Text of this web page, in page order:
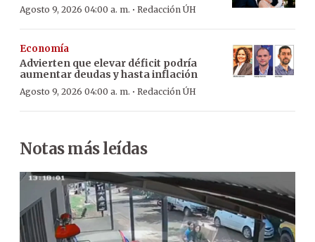
Agosto 9, 2026 04:00 a. m. · Redacción ÚH
Economía
Advierten que elevar déficit podría
aumentar deudas y hasta inflación
Agosto 9, 2026 04:00 a. m. · Redacción ÚH
Notas más leídas